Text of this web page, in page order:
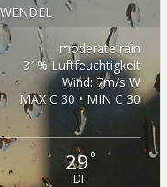
moderate rain
31% Luftfeuchtigkeit
Wind: 7m/s W
MAX C 30 • MIN C 30
29°
DI